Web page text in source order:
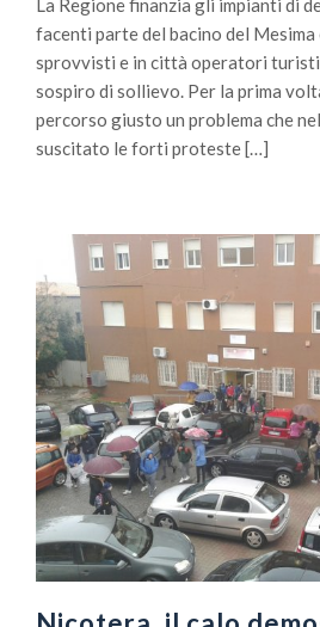
facenti parte del bacino del Mesima
sprovvisti e in città operatori
sospiro di sollievo. Per la prima
percorso giusto un problema che
suscitato le forti proteste […]